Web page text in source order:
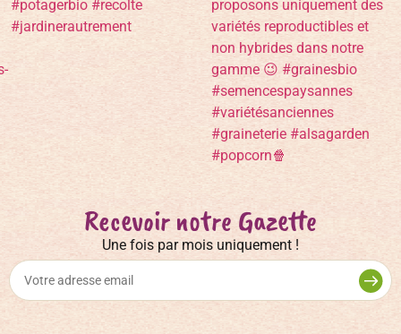
Recevoir notre Gazette
Une fois par mois uniquement !